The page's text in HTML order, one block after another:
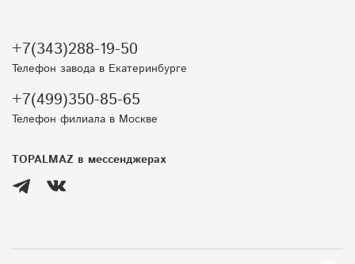
+7(343)288-19-50
Телефон завода в Екатеринбурге
+7(499)350-85-65
Телефон филиала в Москве
TOPALMAZ в мессенджерах